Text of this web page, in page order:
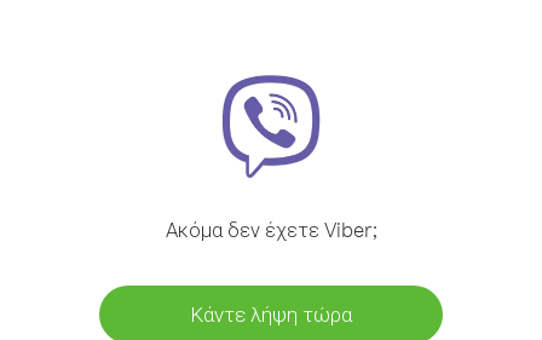
Ακόμα δεν έχετε Viber;
Κάντε λήψη τώρα